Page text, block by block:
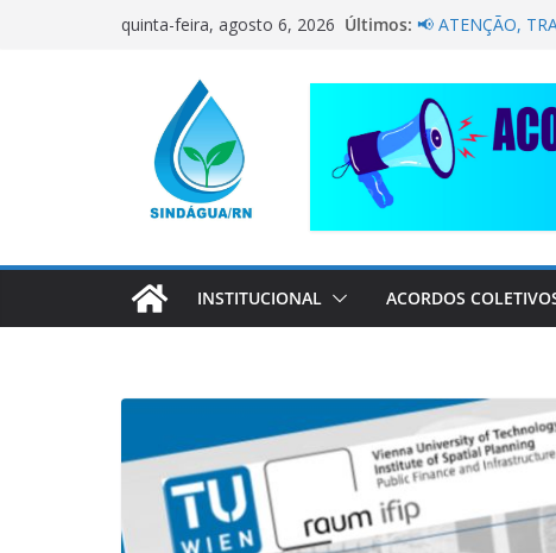
quinta-feira, agosto 6, 2026 Últimos: NÃO DEIXE A
Sindágua/RN
Luiz Marinho!
ELE AVISOU
CORRENTE DE
COMPANHEIRO
INSTITUCIONAL ACORDOS